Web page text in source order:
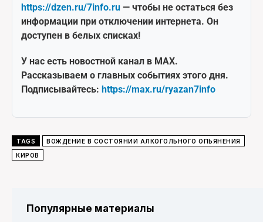
https://dzen.ru/7info.ru — чтобы не остаться без
информации при отключении интернета. Он
доступен в белых списках!
У нас есть новостной канал в MAX.
Рассказываем о главных событиях этого дня.
Подписывайтесь: https://max.ru/ryazan7info
TAGS
ВОЖДЕНИЕ В СОСТОЯНИИ АЛКОГОЛЬНОГО ОПЬЯНЕНИЯ
КИРОВ
Популярные материалы